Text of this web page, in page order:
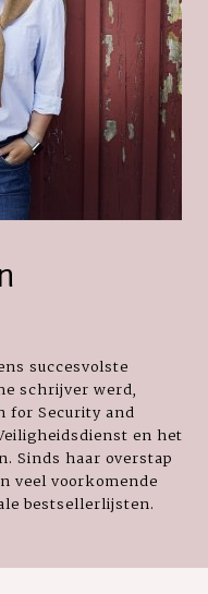
succesvolste
schrijver werd,
for Security and
en het
Sinds haar overstap
veel voorkomende
bestsellerlijsten.